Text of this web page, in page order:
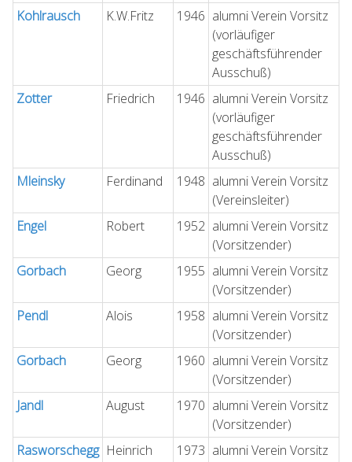
Kohlrausch
K.W.Fritz 1946 alumni Verein Vorsitz
(vorläufiger
geschäftsführender
Ausschuß)
Zotter
Friedrich 1946 alumni Verein Vorsitz
(vorläufiger
geschäftsführender
Ausschuß)
Mleinsky
Ferdinand 1948 alumni Verein Vorsitz
(Vereinsleiter)
Engel
Robert 1952 alumni Verein Vorsitz
(Vorsitzender)
Gorbach
Georg 1955 alumni Verein Vorsitz
(Vorsitzender)
Pendl
Alois 1958 alumni Verein Vorsitz
(Vorsitzender)
Gorbach
Georg 1960 alumni Verein Vorsitz
(Vorsitzender)
Jandl
August 1970 alumni Verein Vorsitz
(Vorsitzender)
Rasworschegg Heinrich 1973 alumni Verein Vorsitz